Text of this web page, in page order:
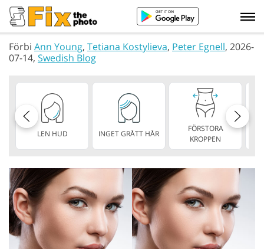
Förbi Ann Young, Tetiana Kostylieva, Peter Egnell, 2026-
07-14, Swedish Blog
LEN HUD INGET GRÅTT HÅR
FÖRSTORA
KROPPEN